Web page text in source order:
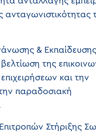
&
της
και την
παραδοσιακή
Στήριξης